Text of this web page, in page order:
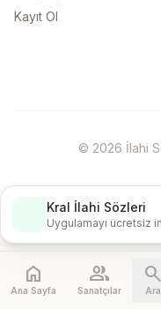
Kayıt Ol
© 2026 İlahi
Kral İlahi Sözleri
Uygulamayı ücretsiz
home
Ana Sayfa
people
Sanatçılar
search
Ara